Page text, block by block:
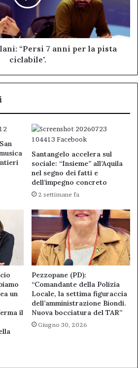
“Persi 7 anni per la pista
ciclabile".
Santangelo accelera sul
sociale: “Insieme” all’Aquila
nel segno dei fatti e
dell’impegno concreto
2 settimane fa
un
il
Pezzopane (PD):
“Comandante della Polizia
Locale, la settima figuraccia
dell’amministrazione Biondi.
Nuova bocciatura del TAR”
Giugno 30, 2026